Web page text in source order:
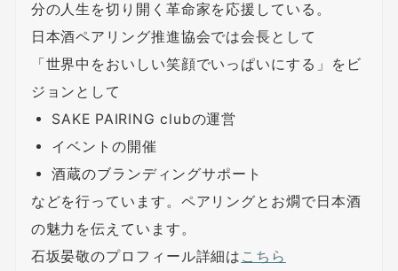
分の人生を切り開く革命家を応援している。
日本酒ペアリング推進協会では会長として
「世界中をおいしい笑顔でいっぱいにする」をビ
ジョンとして
SAKE PAIRING clubの運営
イベントの開催
酒蔵のブランディングサポート
などを行っています。ペアリングとお燗で日本酒
の魅力を伝えています。
石坂晏敬のプロフィール詳細は こちら